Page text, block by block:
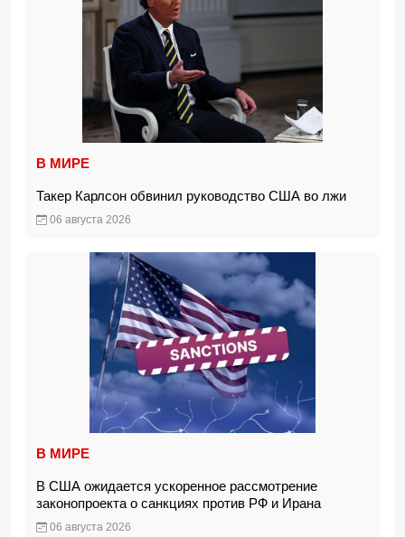
В МИРЕ
Такер Карлсон обвинил руководство США во лжи
06 августа 2026
В МИРЕ
В США ожидается ускоренное рассмотрение
законопроекта о санкциях против РФ и Ирана
06 августа 2026